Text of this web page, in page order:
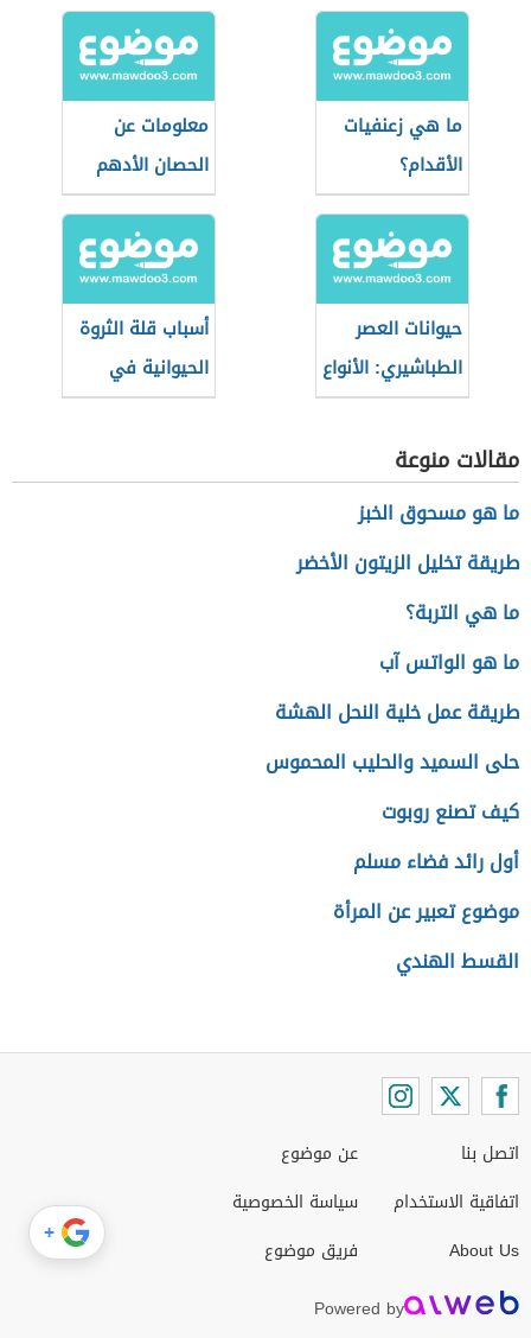
ما هي زعنفيات
الأقدام؟
معلومات عن
الحصان الأدهم
حيوانات العصر
الطباشيري: الأنواع
والهيمنة
أسباب قلة الثروة
الحيوانية في
الوطن العربي
مقالات منوعة
ما هو مسحوق الخبز
طريقة تخليل الزيتون الأخضر
ما هي التربة؟
ما هو الواتس آب
طريقة عمل خلية النحل الهشة
حلى السميد والحليب المحموس
كيف تصنع روبوت
أول رائد فضاء مسلم
موضوع تعبير عن المرأة
القسط الهندي
اتصل بنا
اتفاقية الاستخدام
About Us
عن موضوع
سياسة الخصوصية
فريق موضوع
Powered by
+